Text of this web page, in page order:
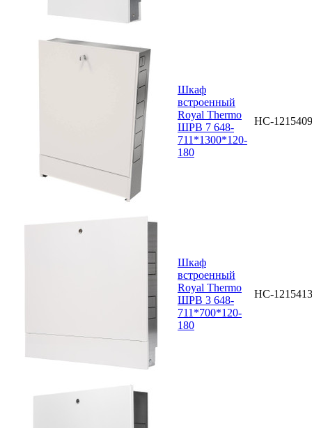
Шкаф
встроенный
Royal Thermo
ШРВ 7 648-
711*1300*120-
180
НС-1215409
Шкаф
встроенный
Royal Thermo
ШРВ 3 648-
711*700*120-
180
НС-1215413